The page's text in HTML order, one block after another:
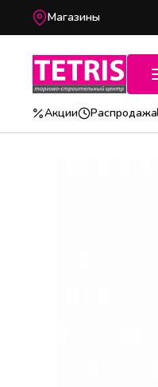
Магазины
Акции
Распродажа